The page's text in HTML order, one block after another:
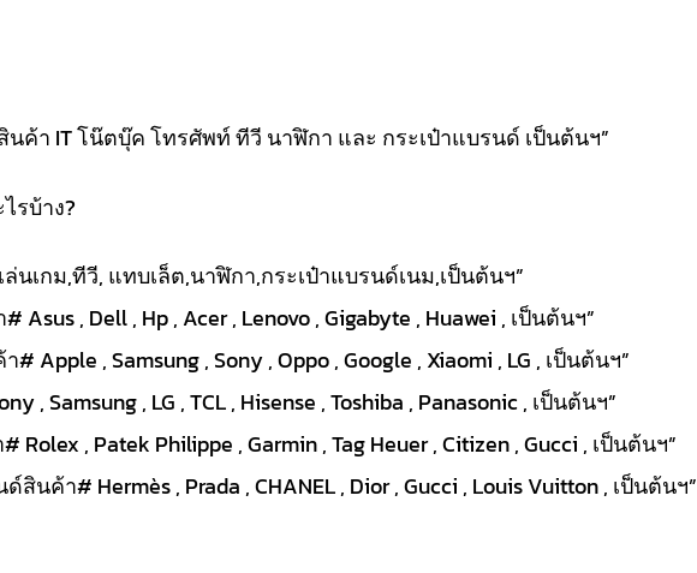
ค้า IT โน๊ตบุ๊ค โทรศัพท์ ทีวี นาฬิกา และ กระเป๋าแบรนด์ เป็นต้นฯ”
รบ้าง?
นเกม,ทีวี, แทบเล็ต,นาฬิกา,กระเป๋าแบรนด์เนม,เป็นต้นฯ”
, Dell , Hp , Acer , Lenovo , Gigabyte , Huawei , เป็นต้นฯ”
, Samsung , Sony , Oppo , Google , Xiaomi , LG , เป็นต้นฯ”
Samsung , LG , TCL , Hisense , Toshiba , Panasonic , เป็นต้นฯ”
, Patek Philippe , Garmin , Tag Heuer , Citizen , Gucci , เป็นต้นฯ”
ค้า# Hermès , Prada , CHANEL , Dior , Gucci , Louis Vuitton , เป็นต้นฯ”